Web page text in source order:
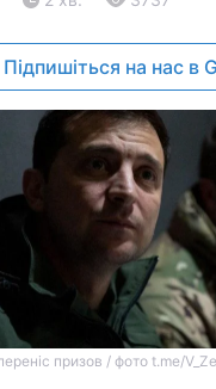
Підпишіться на нас в
призов / фото t.me/